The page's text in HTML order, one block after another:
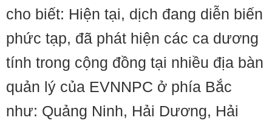
cho biết: Hiện tại, dịch đang diễn biến
phức tạp, đã phát hiện các ca dương
tính trong cộng đồng tại nhiều địa bàn
quản lý của EVNNPC ở phía Bắc
như: Quảng Ninh, Hải Dương, Hải